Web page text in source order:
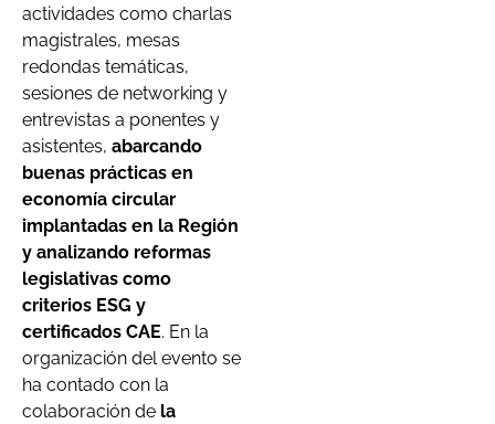
actividades como charlas
magistrales, mesas
redondas temáticas,
sesiones de networking y
entrevistas a ponentes y
asistentes, abarcando
buenas prácticas en
economía circular
implantadas en la Región
y analizando reformas
legislativas como
criterios ESG y
certificados CAE. En la
organización del evento se
ha contado con la
colaboración de la